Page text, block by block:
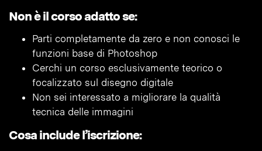
Non è il corso adatto se:
Parti completamente da zero e non conosci le
funzioni base di Photoshop
Cerchi un corso esclusivamente teorico o
focalizzato sul disegno digitale
Non sei interessato a migliorare la qualità
tecnica delle immagini
Cosa include l’iscrizione: